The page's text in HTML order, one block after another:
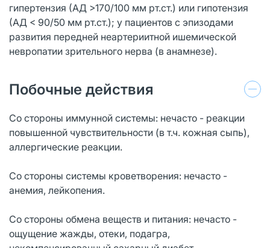
гипертензия (АД >170/100 мм рт.ст.) или гипотензия
(АД < 90/50 мм рт.ст.); у пациентов с эпизодами
развития передней неартериитной ишемической
невропатии зрительного нерва (в анамнезе).
Побочные действия
Со стороны иммунной системы: нечасто - реакции
повышенной чувствительности (в т.ч. кожная сыпь),
аллергические реакции.
Со стороны системы кроветворения: нечасто -
анемия, лейкопения.
Со стороны обмена веществ и питания: нечасто -
ощущение жажды, отеки, подагра,